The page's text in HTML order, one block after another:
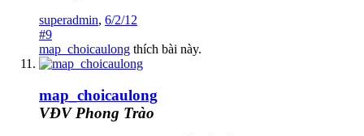
superadmin, 6/2/12
#9
map_choicaulong thích bài này.
map_choicaulong
VĐV Phong Trào